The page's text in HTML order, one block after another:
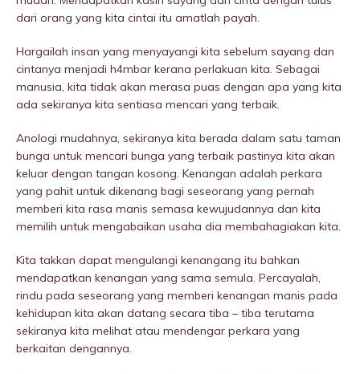
dari orang yang kita cintai itu amatlah payah.
Hargailah insan yang menyayangi kita sebelum sayang dan
cintanya menjadi h4mbar kerana perlakuan kita. Sebagai
manusia, kita tidak akan merasa puas dengan apa yang kita
ada sekiranya kita sentiasa mencari yang terbaik.
Anologi mudahnya, sekiranya kita berada dalam satu taman
bunga untuk mencari bunga yang terbaik pastinya kita akan
keluar dengan tangan kosong. Kenangan adalah perkara
yang pahit untuk dikenang bagi seseorang yang pernah
memberi kita rasa manis semasa kewujudannya dan kita
memilih untuk mengabaikan usaha dia membahagiakan kita.
Kita takkan dapat mengulangi kenangang itu bahkan
mendapatkan kenangan yang sama semula. Percayalah,
rindu pada seseorang yang memberi kenangan manis pada
kehidupan kita akan datang secara tiba – tiba terutama
sekiranya kita melihat atau mendengar perkara yang
berkaitan dengannya.